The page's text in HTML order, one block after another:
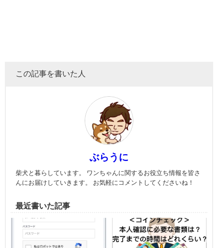
この記事を書いた人
ぶらうに
柴犬と暮らしています。 ワンちゃんに関するお役立ち情報を皆さ
んにお届けしていきます。 お気軽にコメントしてくださいね！
最近書いた記事